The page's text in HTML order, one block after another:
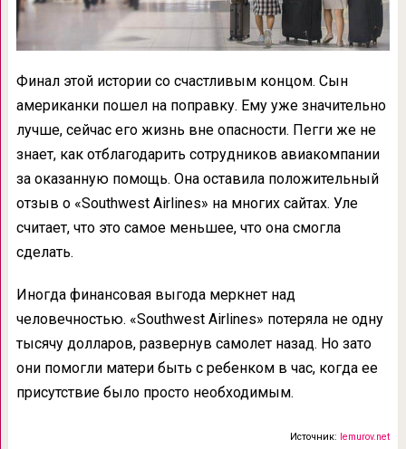
Финал этой истории со счастливым концом. Сын
американки пошел на поправку. Ему уже значительно
лучше, сейчас его жизнь вне опасности. Пегги же не
знает, как отблагодарить сотрудников авиакомпании
за оказанную помощь. Она оставила положительный
отзыв о «Southwest Airlines» на многих сайтах. Уле
считает, что это самое меньшее, что она смогла
сделать.
Иногда финансовая выгода меркнет над
человечностью. «Southwest Airlines» потеряла не одну
тысячу долларов, развернув самолет назад. Но зато
они помогли матери быть с ребенком в час, когда ее
присутствие было просто необходимым.
Источник: lemurov.net